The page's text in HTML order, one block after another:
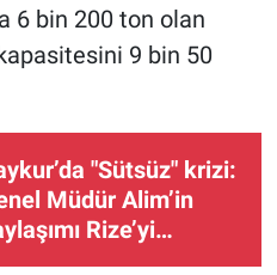
6 bin 200 ton olan
9 bin 50
"Sütsüz" krizi:
Müdür Alim’in
Rize’yi
istifa sesleri